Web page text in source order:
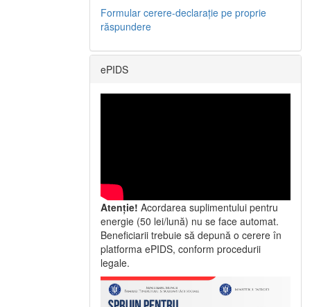
Formular cerere-declarație pe proprie
răspundere
ePIDS
Atenție! Acordarea suplimentului pentru
energie (50 lei/lună) nu se face automat.
Beneficiarii trebuie să depună o cerere în
platforma ePIDS, conform procedurii
legale.